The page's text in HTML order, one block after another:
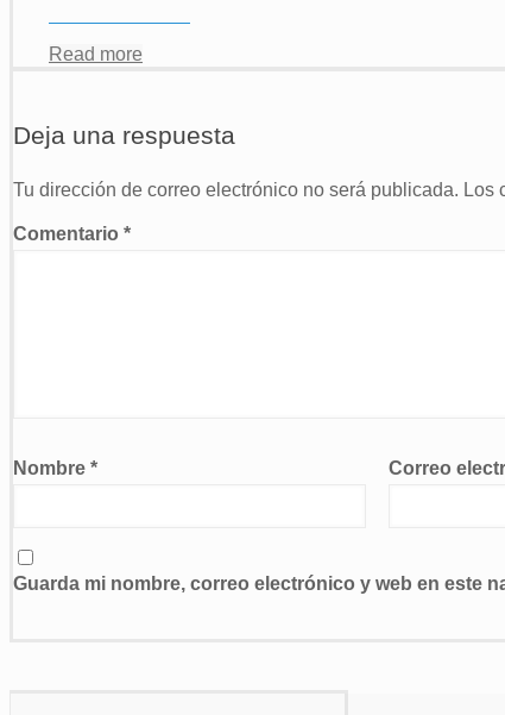
Read more
Deja una respuesta
Tu dirección de correo electrónico no será publicada. Los
Comentario *
Nombre * Correo
Guarda mi nombre, correo electrónico y web en este